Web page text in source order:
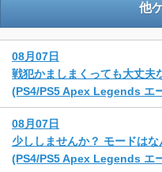
他
08月07日
戦犯かましまくっても大丈
(PS4/PS5 Apex Legends エ
08月07日
少ししませんか？ モードは
(PS4/PS5 Apex Legends エ